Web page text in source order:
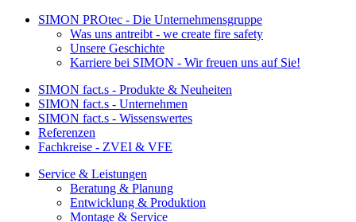
SIMON PROtec - Die Unternehmensgruppe
Was uns antreibt - we create fire safety
Unsere Geschichte
Karriere bei SIMON - Wir freuen uns auf Sie!
SIMON fact.s - Produkte & Neuheiten
SIMON fact.s - Unternehmen
SIMON fact.s - Wissenswertes
Referenzen
Fachkreise - ZVEI & VFE
Service & Leistungen
Beratung & Planung
Entwicklung & Produktion
Montage & Service